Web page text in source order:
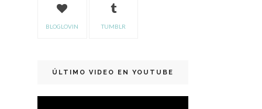
BLOGLOVIN TUMBLR
ÚLTIMO VIDEO EN YOUTUBE